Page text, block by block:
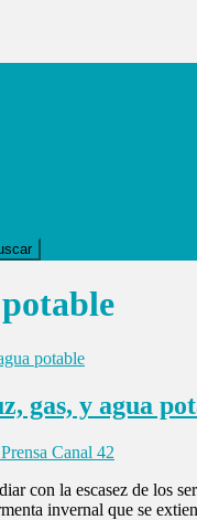
gas, y agua
Prensa Canal 42
con la escasez de los
invernal que se